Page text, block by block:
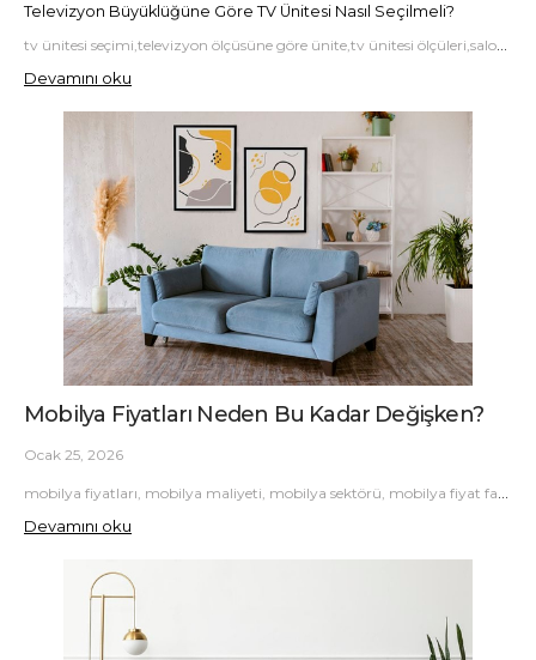
Televizyon Büyüklüğüne Göre TV Ünitesi Nasıl Seçilmeli?
tv ünitesi seçimi,televizyon ölçüsüne göre ünite,tv ünitesi ölçüleri,salon dekorasyonu,modern tv ünitesi
Devamını oku
Mobilya Fiyatları Neden Bu Kadar Değişken?
Ocak 25, 2026
mobilya fiyatları, mobilya maliyeti, mobilya sektörü, mobilya fiyat farkı, mobilya rehberi
Devamını oku